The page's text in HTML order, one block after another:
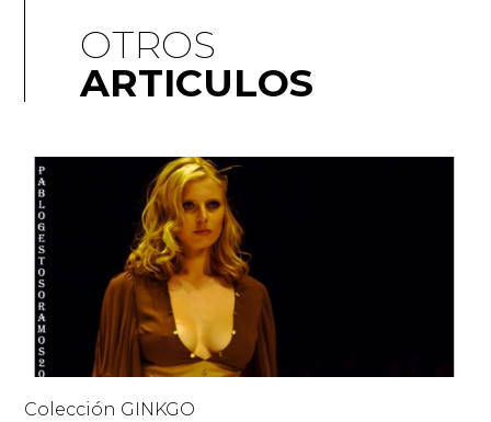
OTROS
ARTICULOS
Colección GINKGO